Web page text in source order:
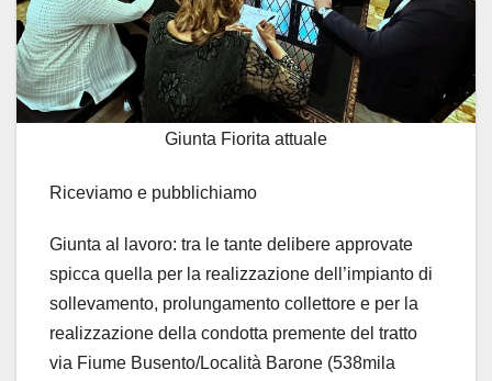
Giunta Fiorita attuale
Riceviamo e pubblichiamo
Giunta al lavoro: tra le tante delibere approvate
spicca quella per la realizzazione dell’impianto di
sollevamento, prolungamento collettore e per la
realizzazione della condotta premente del tratto
via Fiume Busento/Località Barone (538mila